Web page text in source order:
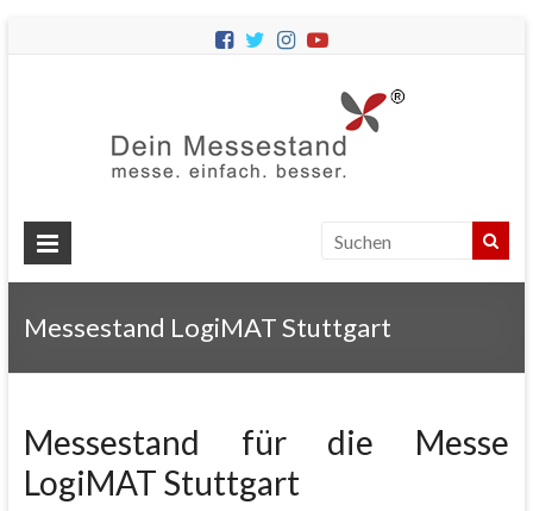
Messestände
für
Messestand LogiMAT Stuttgart
Messestand für die Messe
LogiMAT Stuttgart